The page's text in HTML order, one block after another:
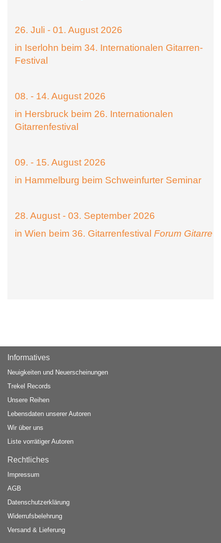
26. Juli - 01. August 2026
in Iserlohn beim 34. Internationalen Gitarren-
Festival
08. - 14. August 2026
in Hersbruck beim 26. Internationalen
Gitarrenfestival
09. - 15. August 2026
in Hammelburg beim Schweinfurter Seminar
28. August - 03. September 2026
in Wien beim 36. Gitarrenfestival Forum Gitarre
Informatives
Neuigkeiten und Neuerscheinungen
Trekel Records
Unsere Reihen
Lebensdaten unserer Autoren
Wir über uns
Liste vorrätiger Autoren
Rechtliches
Impressum
AGB
Datenschutzerklärung
Widerrufsbelehrung
Versand & Lieferung